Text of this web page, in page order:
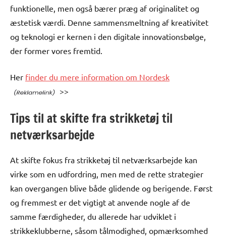
funktionelle, men også bærer præg af originalitet og
æstetisk værdi. Denne sammensmeltning af kreativitet
og teknologi er kernen i den digitale innovationsbølge,
der former vores fremtid.
Her finder du mere information om Nordesk
>>
Tips til at skifte fra strikketøj til
netværksarbejde
At skifte fokus fra strikketøj til netværksarbejde kan
virke som en udfordring, men med de rette strategier
kan overgangen blive både glidende og berigende. Først
og fremmest er det vigtigt at anvende nogle af de
samme færdigheder, du allerede har udviklet i
strikkeklubberne, såsom tålmodighed, opmærksomhed